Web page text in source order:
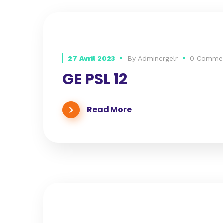
27 Avril 2023 By Admincrgelr 0
GE PSL 12
Read More